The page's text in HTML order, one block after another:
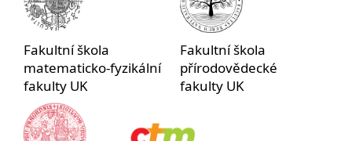
Fakultní škola
matematicko-fyzikální
fakulty UK
Fakultní škola
přírodovědecké
fakulty UK